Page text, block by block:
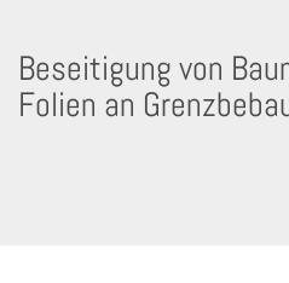
Beseitigung von
Folien an